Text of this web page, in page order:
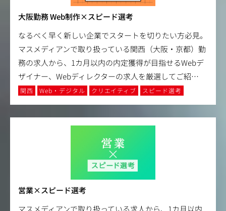
大阪勤務 Web制作×スピード選考
なるべく早く新しい企業でスタートを切りたい方必見。
マスメディアンで取り扱っている関西（大阪・京都）勤
務の求人から、1カ月以内の内定獲得が目指せるWebデ
ザイナー、Webディレクターの求人を厳選してご紹…
関西 Web・デジタル クリエイティブ スピード選考
営業×スピード選考